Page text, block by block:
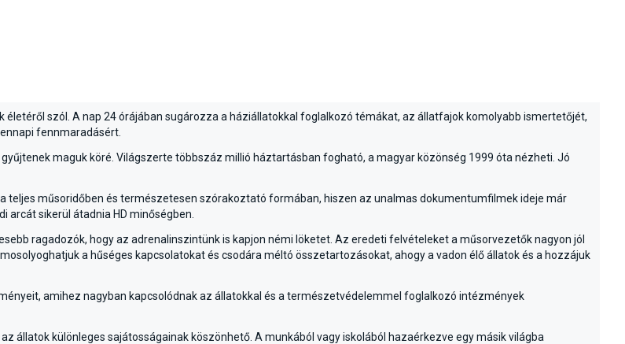
szól. A nap 24 órájában sugározza a háziállatokkal foglalkozó témákat, az állatfajok komolyabb ismertetőjét,
fennmaradásért.
maguk köré. Világszerte többszáz millió háztartásban fogható, a magyar közönség 1999 óta nézheti. Jó
műsoridőben és természetesen szórakoztató formában, hiszen az unalmas dokumentumfilmek ideje már
sikerül átadnia HD minőségben.
ragadozók, hogy az adrenalinszintünk is kapjon némi löketet. Az eredeti felvételeket a műsorvezetők nagyon jól
a hűséges kapcsolatokat és csodára méltó összetartozásokat, ahogy a vadon élő állatok és a hozzájuk
amihez nagyban kapcsolódnak az állatokkal és a természetvédelemmel foglalkozó intézmények
állatok különleges sajátosságainak köszönhető. A munkából vagy iskolából hazaérkezve egy másik világba